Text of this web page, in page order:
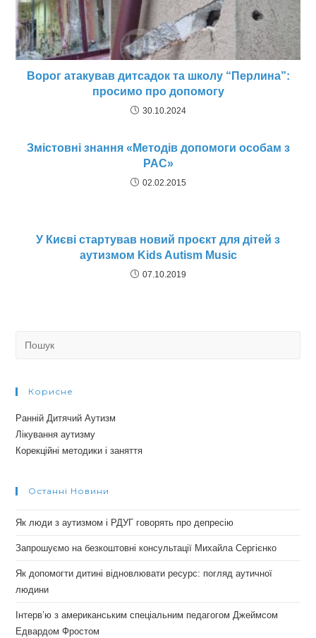
Ворог атакував дитсадок та школу “Перлина”:
просимо про допомогу
30.10.2024
Змістовні знання «Методів допомоги особам з
РАС»
02.02.2015
У Києві стартував новий проєкт для дітей з
аутизмом Kids Autism Music
07.10.2019
Корисне
Ранній Дитячий Аутизм
Лікування аутизму
Корекційні методики і заняття
Останні Новини
Як люди з аутизмом і РДУГ говорять про депресію
Запрошуємо на безкоштовні консультації Михайла Сергієнко
Як допомогти дитині відновлювати ресурс: погляд аутичної
людини
Інтерв’ю з американським спеціальним педагогом Джеймсом
Едвардом Фростом